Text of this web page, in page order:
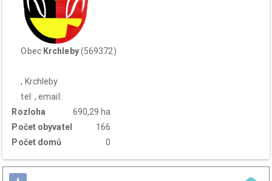
Obec Krchleby (569372)
, Krchleby
tel: , email:
Rozloha
690,29 ha
Počet obyvatel
166
Počet domů
0